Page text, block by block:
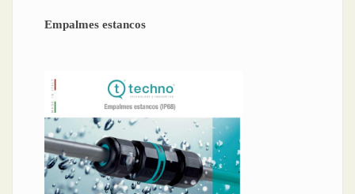
Empalmes estancos